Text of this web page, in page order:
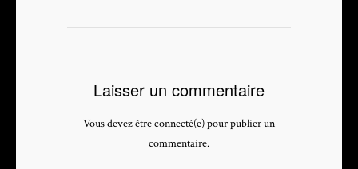
Laisser un commentaire
Vous devez être connecté(e) pour publier un
commentaire.